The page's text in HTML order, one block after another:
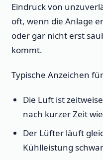
Eindruck von
oft, wenn die Anlage
oder gar nicht erst
kommt.
Typische Anzeichen
Die Luft ist
nach kurzer Zeit
Der Lüfter läuft
Kühlleistung